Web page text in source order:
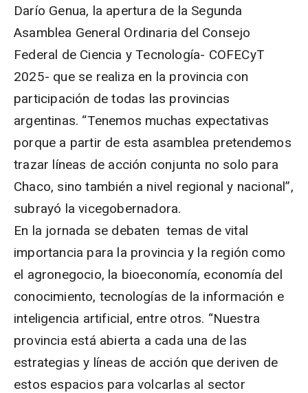
Darío Genua, la apertura de la Segunda
Asamblea General Ordinaria del Consejo
Federal de Ciencia y Tecnología- COFECyT
2025- que se realiza en la provincia con
participación de todas las provincias
argentinas. “Tenemos muchas expectativas
porque a partir de esta asamblea pretendemos
trazar líneas de acción conjunta no solo para
Chaco, sino también a nivel regional y nacional”,
subrayó la vicegobernadora.
En la jornada se debaten temas de vital
importancia para la provincia y la región como
el agronegocio, la bioeconomía, economía del
conocimiento, tecnologías de la información e
inteligencia artificial, entre otros. “Nuestra
provincia está abierta a cada una de las
estrategias y líneas de acción que deriven de
estos espacios para volcarlas al sector